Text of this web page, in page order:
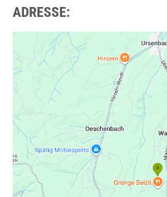
ADRESSE: